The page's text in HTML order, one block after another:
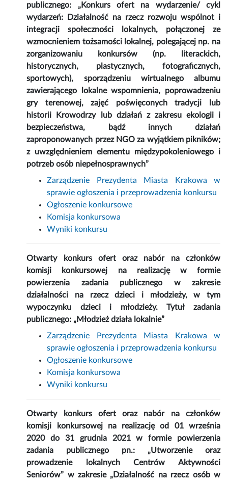
publicznego: „Konkurs ofert na wydarzenie/ cykl
wydarzeń: Działalność na rzecz rozwoju wspólnot i
integracji społeczności lokalnych, połączonej ze
wzmocnieniem tożsamości lokalnej, polegającej np. na
zorganizowaniu konkursów (np. literackich,
historycznych, plastycznych, fotograficznych,
sportowych), sporządzeniu wirtualnego albumu
zawierającego lokalne wspomnienia, poprowadzeniu
gry terenowej, zajęć poświęconych tradycji lub
historii Krowodrzy lub działań z zakresu ekologii i
bezpieczeństwa, bądź innych działań
zaproponowanych przez NGO za wyjątkiem pikników;
z uwzględnieniem elementu międzypokoleniowego i
potrzeb osób niepełnosprawnych”
Zarządzenie Prezydenta Miasta Krakowa w
sprawie ogłoszenia i przeprowadzenia konkursu
Ogłoszenie konkursowe
Komisja konkursowa
Wyniki konkursu
Otwarty konkurs ofert oraz nabór na członków
komisji konkursowej na realizację w formie
powierzenia zadania publicznego w zakresie
działalności na rzecz dzieci i młodzieży, w tym
wypoczynku dzieci i młodzieży. Tytuł zadania
publicznego: „Młodzież działa lokalnie”
Zarządzenie Prezydenta Miasta Krakowa w
sprawie ogłoszenia i przeprowadzenia konkursu
Ogłoszenie konkursowe
Komisja konkursowa
Wyniki konkursu
Otwarty konkurs ofert oraz nabór na członków
komisji konkursowej na realizację od 01 września
2020 do 31 grudnia 2021 w formie powierzenia
zadania publicznego pn.: „Utworzenie oraz
prowadzenie lokalnych Centrów Aktywności
Seniorów” w zakresie „Działalność na rzecz osób w